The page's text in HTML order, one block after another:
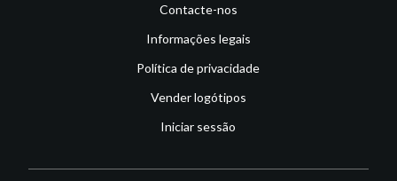
Contacte-nos
Informações legais
Política de privacidade
Vender logótipos
Iniciar sessão